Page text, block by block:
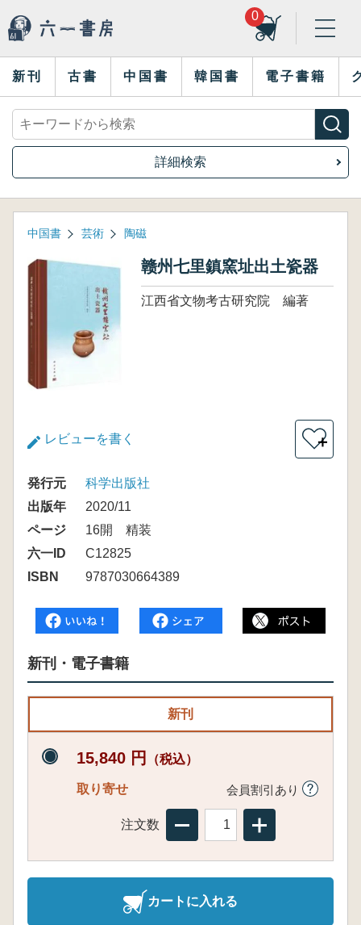
0
新刊 古書 中国書 韓国書 電子書籍
詳細検索
中国書 芸術 陶磁
赣州七里鎮窯址出土瓷器
江西省文物考古研究院 編著
レビューを書く ＋
発行元
科学出版社
出版年
2020/11
ページ
16開 精装
六一ID
C12825
ISBN
9787030664389
新刊・電子書籍
新刊
15,840 円 （税込）
取り寄せ 会員割引あり
注文数
カートに入れる